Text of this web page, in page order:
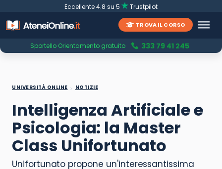
Eccellente 4.8 su 5 Trustpilot
TROVA IL CORSO
Sportello Orientamento gratuito 333 79 41 245
UNIVERSITÀ ONLINE NOTIZIE
Intelligenza Artificiale e
Psicologia: la Master
Class Unifortunato
Unifortunato propone un'interessantissima